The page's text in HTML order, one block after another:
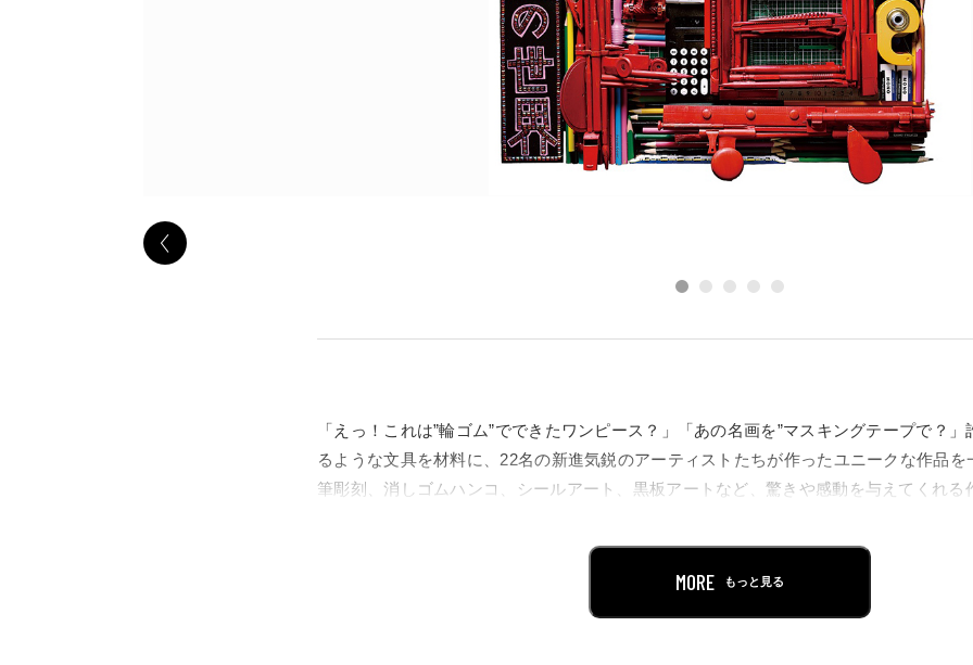
「えっ！これは”輪ゴム”でできたワンピース？」「あの名画を”マスキングテープで？
るような文具を材料に、22名の新進気鋭のアーティストたちが作ったユニークな作品
筆彫刻、消しゴムハンコ、シールアート、黒板アートなど、驚きや感動を与えてくれる
また、本展覧会のアンバサダーとして、芸人・俳優として活躍され、さらに粘土作品
るアーティスト・片桐仁さんをお迎えし、会場ではご自身の作品も披露いただきます。
MORE もっと見る